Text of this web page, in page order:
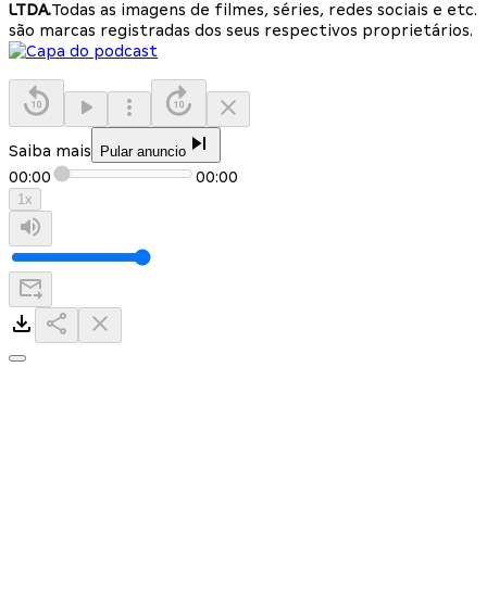
LTDA.Todas as imagens de filmes, séries, redes sociais e etc.
são marcas registradas dos seus respectivos proprietários.
Saiba mais Pular anuncio
00:00 00:00
1x